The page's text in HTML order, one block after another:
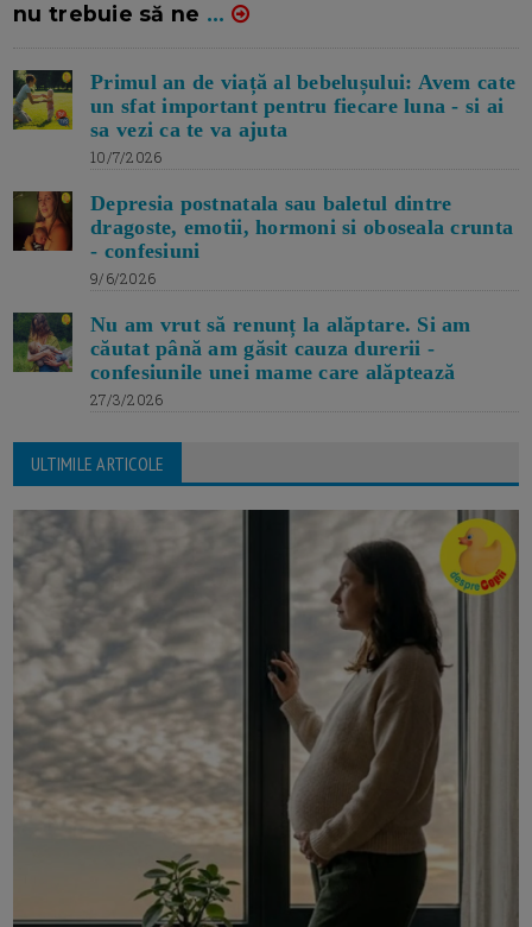
nu trebuie să ne ...
Primul an de viață al bebelușului: Avem cate
un sfat important pentru fiecare luna - si ai
sa vezi ca te va ajuta
10/7/2026
Depresia postnatala sau baletul dintre
dragoste, emotii, hormoni si oboseala crunta
- confesiuni
9/6/2026
Nu am vrut să renunț la alăptare. Si am
căutat până am găsit cauza durerii -
confesiunile unei mame care alăptează
27/3/2026
ULTIMILE ARTICOLE